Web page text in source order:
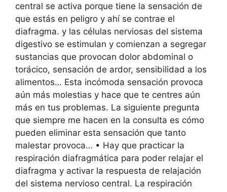
central se activa porque tiene la sensación de
que estás en peligro y ahí se contrae el
diafragma. y las células nerviosas del sistema
digestivo se estimulan y comienzan a segregar
sustancias que provocan dolor abdominal o
torácico, sensación de ardor, sensibilidad a los
alimentos… Esta incómoda sensación provoca
aún más molestias y hace que te centres aún
más en tus problemas. La siguiente pregunta
que siempre me hacen en la consulta es cómo
pueden eliminar esta sensación que tanto
malestar provoca… • Hay que practicar la
respiración diafragmática para poder relajar el
diafragma y activar la respuesta de relajación
del sistema nervioso central. La respiración